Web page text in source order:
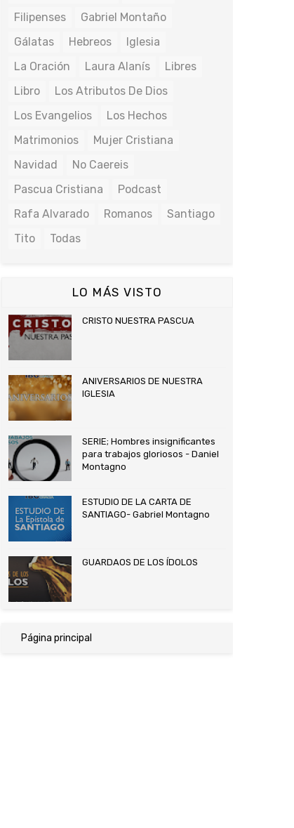
Filipenses
Gabriel Montaño
Gálatas
Hebreos
Iglesia
La Oración
Laura Alanís
Libres
Libro
Los Atributos De Dios
Los Evangelios
Los Hechos
Matrimonios
Mujer Cristiana
Navidad
No Caereis
Pascua Cristiana
Podcast
Rafa Alvarado
Romanos
Santiago
Tito
Todas
LO MÁS VISTO
CRISTO NUESTRA PASCUA
ANIVERSARIOS DE NUESTRA
IGLESIA
SERIE; Hombres insignificantes
para trabajos gloriosos - Daniel
Montagno
ESTUDIO DE LA CARTA DE
SANTIAGO- Gabriel Montagno
GUARDAOS DE LOS ÍDOLOS
Página principal